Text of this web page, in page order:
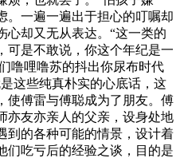
。一遍一遍出于担心的叮嘱却
心却又无从表达。“这一类的
可是不敢说，你这个年纪是一
噜哩噜苏的抖出你尿布时代
这些纯真朴实的心底话，这
使傅雷与傅聪成为了朋友。傅
亦友亦亲人的父亲，设身处地
到的各种可能的情景，设计着
们吃亏后的经验之谈，目的是